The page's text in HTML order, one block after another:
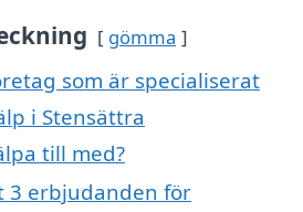
gömma
som är specialiserat
i Stensättra
till med?
3 erbjudanden för